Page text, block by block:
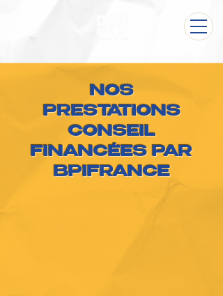
NOS
PRESTATIONS
CONSEIL
FINANCÉES PAR
BPIFRANCE